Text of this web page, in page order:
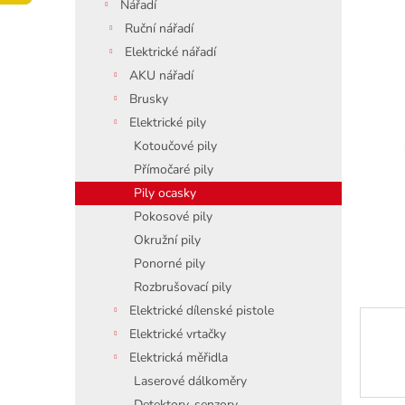
Nářadí
Ruční nářadí
Elektrické nářadí
AKU nářadí
Brusky
Elektrické pily
Kotoučové pily
Přímočaré pily
Pily ocasky
Pokosové pily
Okružní pily
Ponorné pily
Rozbrušovací pily
Elektrické dílenské pistole
Elektrické vrtačky
Elektrická měřidla
Laserové dálkoměry